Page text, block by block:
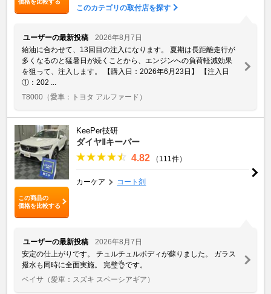
このカテゴリの取付店を探す
ユーザーの最新投稿
2026年8月7日
給油に合わせて、13回目の注入になります。 夏期は長距離走行が
多くなるのと猛暑日が続くことから、エンジンへの負荷軽減効果
を狙って、注入します。 【購入日：2026年6月23日】 【注入日
①：202 ...
T8000 （愛車：トヨタ アルファード）
この商品の
価格を比較する
KeePer技研
ダイヤⅡキーパー
4.82 （111件）
カーケア コート剤
ユーザーの最新投稿
2026年8月7日
安定の仕上がりです。 チュルチュルボディが蘇りました。 ガラス
撥水も同時に全面実施。 完璧👌です。
ベイサ （愛車：スズキ スペーシアギア）